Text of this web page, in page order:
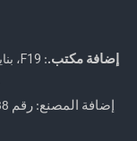
إضافة مكتب.: F19، بناية.9 المقر الرئيسي لجوانجو الدولي